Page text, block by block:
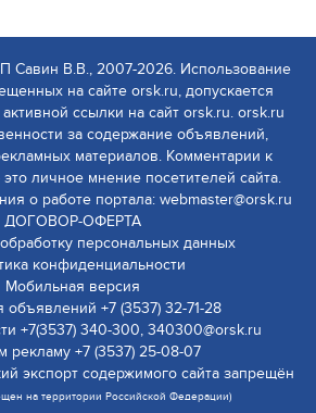
Савин В.В., 2007-2026. Использование
на сайте orsk.ru, допускается
ссылки на сайт orsk.ru. orsk.ru
за содержание объявлений,
материалов. Комментарии к
это личное мнение посетителей сайта.
о работе портала: webmaster@orsk.ru
ДОГОВОР-ОФЕРТА
персональных данных
конфиденциальности
Мобильная версия
+7 (3537) 32-71-28
+7(3537) 340-300, 340300@orsk.ru
рекламу +7 (3537) 25-08-07
экспорт содержимого сайта запрещён
на территории Российской Федерации)